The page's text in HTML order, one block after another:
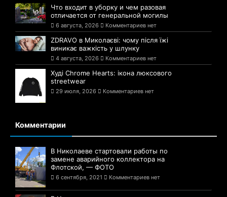
Что входит в уборку и чем разовая
отличается от генеральной могилы
6 августа, 2026 Комментариев нет
ZDRAVO в Миколаєві: чому після їжі
виникає важкість у шлунку
4 августа, 2026 Комментариев нет
Худі Chrome Hearts: ікона люксового
streetwear
29 июля, 2026 Комментариев нет
Комментарии
В Николаеве стартовали работы по
замене аварийного коллектора на
Флотской, — ФОТО
6 сентября, 2021 Комментариев нет